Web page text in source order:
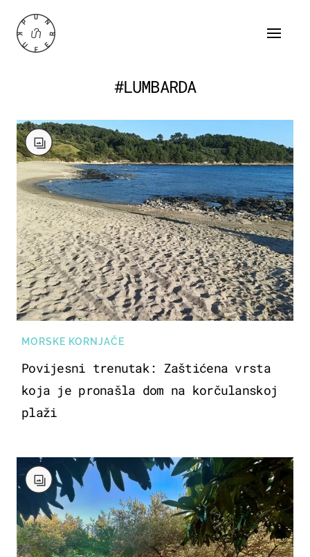
#LUMBARDA
MORSKE KORNJAČE
Povijesni trenutak: Zaštićena vrsta
koja je pronašla dom na korčulanskoj
plaži